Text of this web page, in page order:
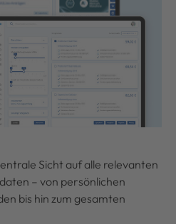
Sicht auf alle relevanten
– von persönlichen
bis hin zum gesamten